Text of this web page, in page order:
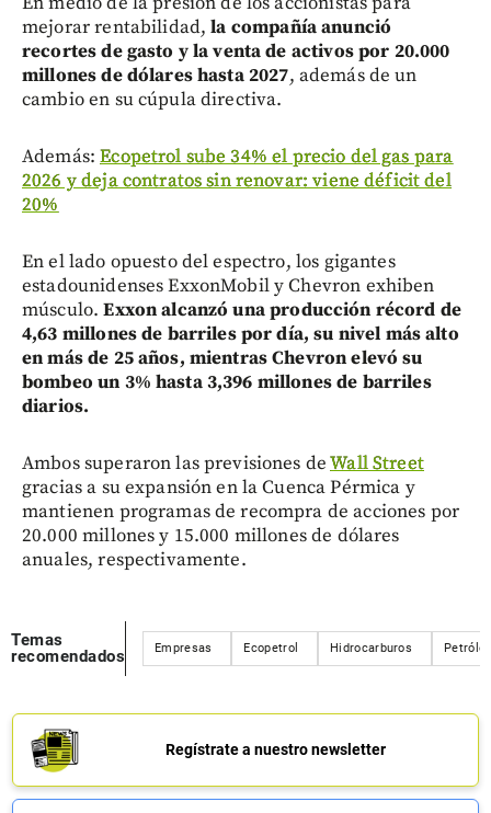
mejorar rentabilidad,la compañía anunció
recortes de gasto y la venta de activos por 20.000
millones de dólares hasta 2027, además de un
cambio en su cúpula directiva.
Además:Ecopetrol sube 34% el precio del gas para
2026 y deja contratos sin renovar: viene déficit del
20%
En el lado opuesto del espectro, los gigantes
estadounidenses ExxonMobil y Chevron exhiben
músculo.Exxon alcanzó una producción récord de
4,63 millones de barriles por día, su nivel más alto
en más de 25 años, mientras Chevron elevó su
bombeo un 3% hasta 3,396 millones de barriles
diarios.
Ambos superaron las previsiones deWall Street
gracias a su expansión en la Cuenca Pérmica y
mantienen programas de recompra de acciones por
20.000 millones y 15.000 millones de dólares
anuales, respectivamente.
Temas
recomendados
Empresas Ecopetrol Hidrocarburos
Regístrate a nuestro newsletter